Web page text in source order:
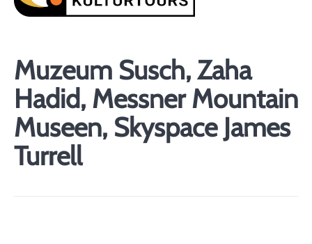
Muzeum Susch, Zaha
Hadid, Messner Mountain
Museen, Skyspace James
Turrell